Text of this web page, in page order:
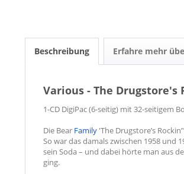
Beschreibung Erfahre mehr
Various - The Drugstore's
1-CD DigiPac (6-seitig) mit 32-seitigem
Die Bear Family 'The Drugstore’s
So war das damals zwischen 1958 und
sein Soda – und dabei hörte man aus
ging.